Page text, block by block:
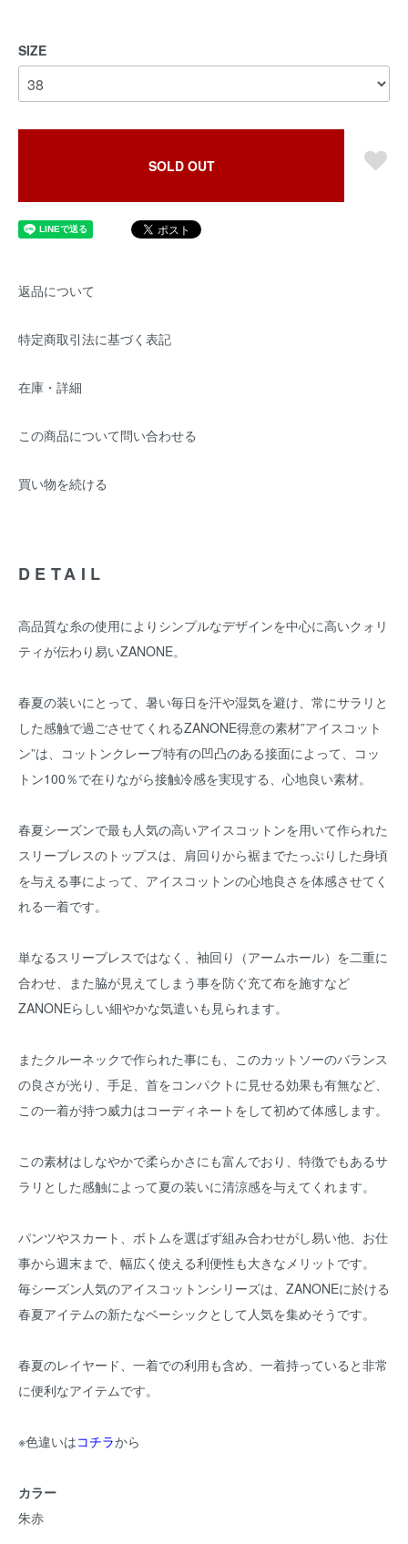
SIZE
SOLD OUT
返品について
特定商取引法に基づく表記
在庫・詳細
この商品について問い合わせる
買い物を続ける
DETAIL
高品質な糸の使用によりシンプルなデザインを中心に高いクォリ
ティが伝わり易いZANONE。
春夏の装いにとって、暑い毎日を汗や湿気を避け、常にサラリと
した感触で過ごさせてくれるZANONE得意の素材”アイスコット
ン”は、コットンクレープ特有の凹凸のある接面によって、コッ
トン100％で在りながら接触冷感を実現する、心地良い素材。
春夏シーズンで最も人気の高いアイスコットンを用いて作られた
スリーブレスのトップスは、肩回りから裾までたっぷりした身頃
を与える事によって、アイスコットンの心地良さを体感させてく
れる一着です。
単なるスリーブレスではなく、袖回り（アームホール）を二重に
合わせ、また脇が見えてしまう事を防ぐ充て布を施すなど
ZANONEらしい細やかな気遣いも見られます。
またクルーネックで作られた事にも、このカットソーのバランス
の良さが光り、手足、首をコンパクトに見せる効果も有無など、
この一着が持つ威力はコーディネートをして初めて体感します。
この素材はしなやかで柔らかさにも富んでおり、特徴でもあるサ
ラリとした感触によって夏の装いに清涼感を与えてくれます。
パンツやスカート、ボトムを選ばず組み合わせがし易い他、お仕
事から週末まで、幅広く使える利便性も大きなメリットです。
毎シーズン人気のアイスコットンシリーズは、ZANONEに於ける
春夏アイテムの新たなベーシックとして人気を集めそうです。
春夏のレイヤード、一着での利用も含め、一着持っていると非常
に便利なアイテムです。
※色違いはコチラから
カラー
朱赤